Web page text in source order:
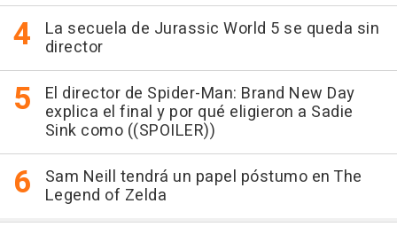
La secuela de Jurassic World 5 se queda sin
director
El director de Spider-Man: Brand New Day
explica el final y por qué eligieron a Sadie
Sink como ((SPOILER))
Sam Neill tendrá un papel póstumo en The
Legend of Zelda